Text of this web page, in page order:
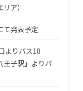
ア）
て発表予定
よりバス10
王子駅」よりバ